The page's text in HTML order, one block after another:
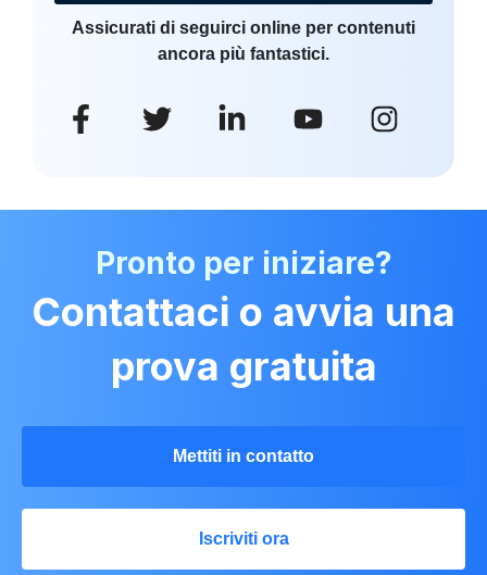
Assicurati di seguirci online per contenuti
ancora più fantastici.
Pronto per iniziare?
Contattaci o avvia una
prova gratuita
Mettiti in contatto
Iscriviti ora